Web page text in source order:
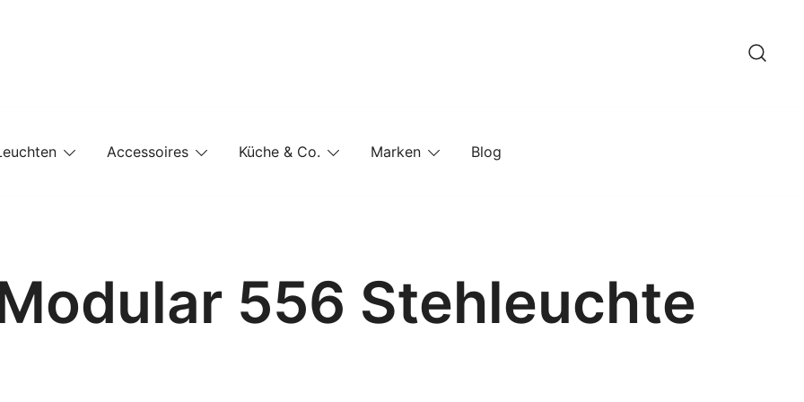
Accessoires Küche & Co. Marken Blog
556 Stehleuchte